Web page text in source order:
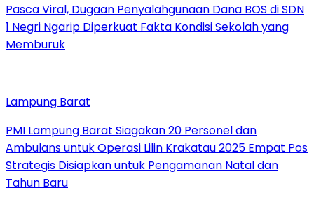
Pasca Viral, Dugaan Penyalahgunaan Dana BOS di SDN
1 Negri Ngarip Diperkuat Fakta Kondisi Sekolah yang
Memburuk
Lampung Barat
PMI Lampung Barat Siagakan 20 Personel dan
Ambulans untuk Operasi Lilin Krakatau 2025 Empat Pos
Strategis Disiapkan untuk Pengamanan Natal dan
Tahun Baru